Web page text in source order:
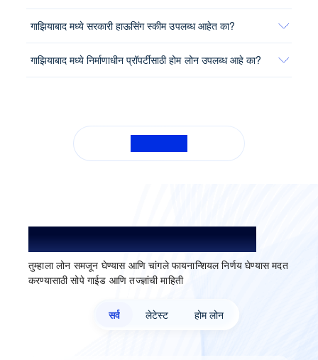
गाझियाबाद मध्ये सरकारी हाऊसिंग स्कीम उपलब्ध आहेत का?
गाझियाबाद मध्ये निर्माणाधीन प्रॉपर्टीसाठी होम लोन उपलब्ध आहे का?
लोन समजून घ्या. अधिक चांगले निवडा.
तुम्हाला लोन समजून घेण्यास आणि चांगले फायनान्शियल निर्णय घेण्यास मदत
करण्यासाठी सोपे गाईड आणि तज्ज्ञांची माहिती
सर्व लेटेस्ट होम लोन